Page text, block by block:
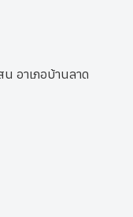
อาเภอบ้านลาด